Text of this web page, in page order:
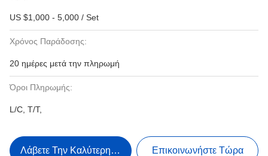
US $1,000 - 5,000 / Set
Χρόνος Παράδοσης:
20 ημέρες μετά την πληρωμή
Όροι Πληρωμής:
L/C, T/T,
Λάβετε Την Καλύτερη Τιμή Επικοινωνήστε Τώρα